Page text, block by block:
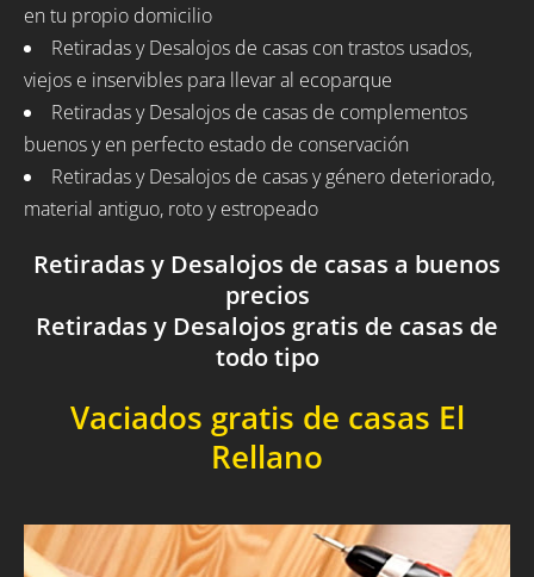
en tu propio domicilio
Retiradas y Desalojos de casas con trastos usados,
viejos e inservibles para llevar al ecoparque
Retiradas y Desalojos de casas de complementos
buenos y en perfecto estado de conservación
Retiradas y Desalojos de casas y género deteriorado,
material antiguo, roto y estropeado
Retiradas y Desalojos de casas a buenos
precios
Retiradas y Desalojos gratis de casas de
todo tipo
Vaciados gratis de casas El
Rellano